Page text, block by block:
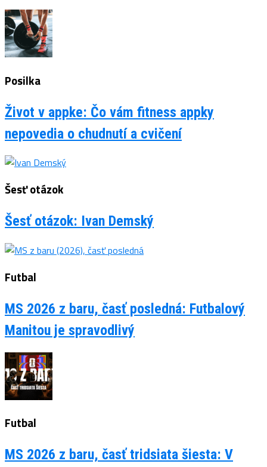
Posilka
Život v appke: Čo vám fitness appky
nepovedia o chudnutí a cvičení
Šesť otázok
Šesť otázok: Ivan Demský
Futbal
MS 2026 z baru, časť posledná: Futbalový
Manitou je spravodlivý
Futbal
MS 2026 z baru, časť tridsiata šiesta: V